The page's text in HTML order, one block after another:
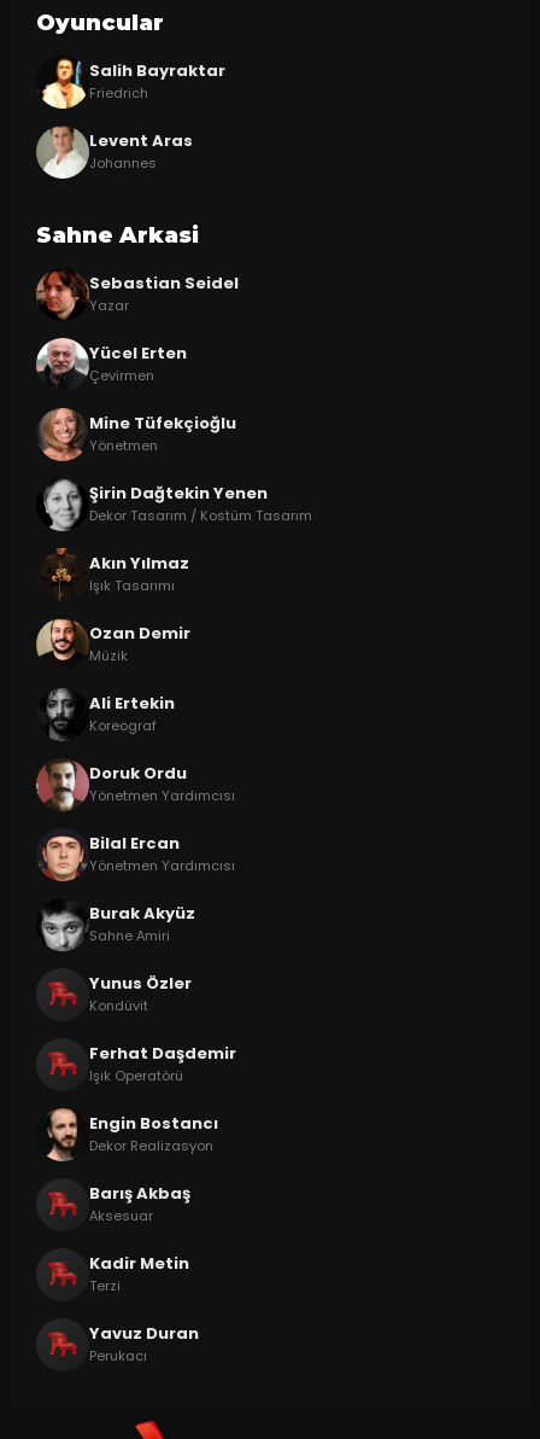
Oyuncular
Salih Bayraktar
Friedrich
Levent Aras
Johannes
Sahne Arkasi
Sebastian Seidel
Yazar
Yücel Erten
Çevirmen
Mine Tüfekçioğlu
Yönetmen
Şirin Dağtekin Yenen
Dekor Tasarım / Kostüm Tasarım
Akın Yılmaz
Işık Tasarımı
Ozan Demir
Müzik
Ali Ertekin
Koreograf
Doruk Ordu
Yönetmen Yardımcısı
Bilal Ercan
Yönetmen Yardımcısı
Burak Akyüz
Sahne Amiri
Yunus Özler
Kondüvit
Ferhat Daşdemir
Işık Operatörü
Engin Bostancı
Dekor Realizasyon
Barış Akbaş
Aksesuar
Kadir Metin
Terzi
Yavuz Duran
Perukacı